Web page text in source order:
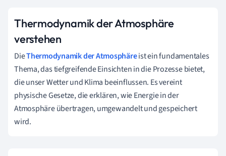
Thermodynamik der Atmosphäre
verstehen
DieThermodynamik der Atmosphäreist ein fundamentales
Thema, das tiefgreifende Einsichten in die Prozesse bietet,
die unser Wetter und Klima beeinflussen. Es vereint
physische Gesetze, die erklären, wie Energie in der
Atmosphäre übertragen, umgewandelt und gespeichert
wird.